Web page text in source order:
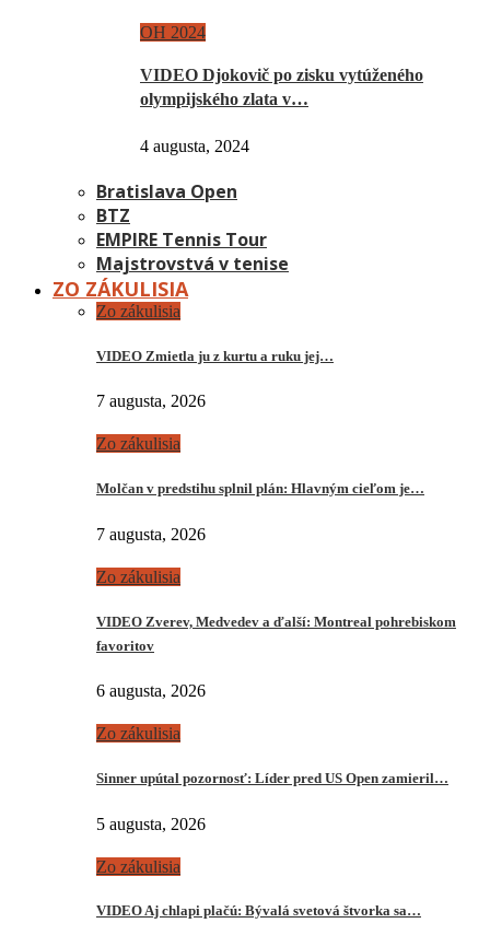
OH 2024
VIDEO Djokovič po zisku vytúženého
olympijského zlata v…
4 augusta, 2024
Bratislava Open
BTZ
EMPIRE Tennis Tour
Majstrovstvá v tenise
ZO ZÁKULISIA
Zo zákulisia
VIDEO Zmietla ju z kurtu a ruku jej…
7 augusta, 2026
Zo zákulisia
Molčan v predstihu splnil plán: Hlavným cieľom je…
7 augusta, 2026
Zo zákulisia
VIDEO Zverev, Medvedev a ďalší: Montreal pohrebiskom
favoritov
6 augusta, 2026
Zo zákulisia
Sinner upútal pozornosť: Líder pred US Open zamieril…
5 augusta, 2026
Zo zákulisia
VIDEO Aj chlapi plačú: Bývalá svetová štvorka sa…